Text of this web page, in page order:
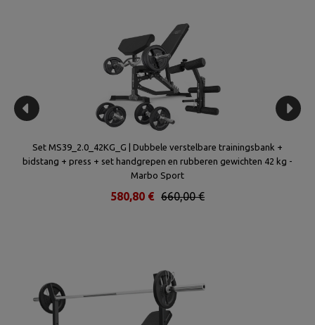
Set MS39_2.0_42KG_G | Dubbele verstelbare trainingsbank +
bidstang + press + set handgrepen en rubberen gewichten 42 kg -
Marbo Sport
660,00 €
580,80 €